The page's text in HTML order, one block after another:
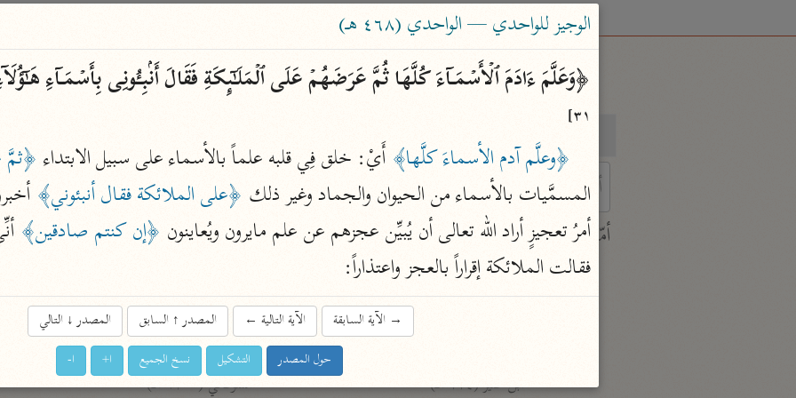
الباحث القرآني
تفسير علوم
Type 2 or more characters for results.
1 or
أمّهات
جامع البيان
ابن جرير الطبري (٣١٠ هـ)
ابن كثير (٧٧٤ هـ)
عامّة
صديق حسن خان (١٣٠٧ هـ)
نحو ١٢ مجلدًا
فتح القدير
الشوكاني (١٢٥٠ هـ)
معاصرة
الوجيز للواحدي — الواحدي (٤٦٨ هـ)
﴿وَعَلَّمَ ءَادَمَ ٱلۡأَسۡمَاۤءَ كُلَّهَا ثُمَّ عَرَضَهُمۡ عَلَى ٱلۡمَلَـٰۤىِٕكَةِ فَقَالَ أَنۢبِـُٔونِی بِأَسۡمَاۤءِ
٣١]
﴿وعلَّم آدم الأسماءَ كلَّها﴾ أَيْ: خلق فِي قلبه علماً بالأسماء على سبيل الابتداء
المسمَّيات بالأسماء من الحيوان والجماد وغير ذلك ﴿على الملائكة فقال أنبئوني﴾
أمرُ تعجيزٍ أراد الله تعالى أن يُبيِّن عجزهم عن علم مايرون ويُعاينون ﴿إن كنتم صادقين﴾
فقالت الملائكة إقراراً بالعجز واعتذاراً:
→الآية السابقة الآية التالية ← المصدر↑السابق المصدر↓التالي
حول المصدر التشكيل نسخ الجميع ا+ ا-